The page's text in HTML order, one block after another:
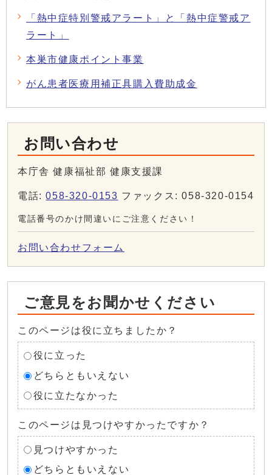
「熱中症特別警戒アラート」と「熱中症警戒ア
ラート」
本巣市健康ポイント事業
がん患者医療用補正具購入費助成金
お問い合わせ
本庁舎 健康福祉部 健康支援課
電話:058-320-0153 ファックス: 058-320-0154
電話番号のかけ間違いにご注意ください！
お問い合わせフォーム
ご意見をお聞かせください
このページは役に立ちましたか？
役に立った
どちらともいえない
役に立たなかった
このページは見つけやすかったですか？
見つけやすかった
どちらともいえない